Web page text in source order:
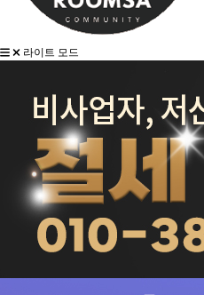
라이트 모드